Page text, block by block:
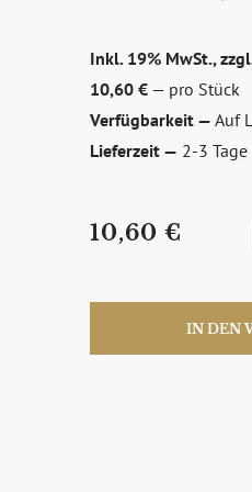
Inkl. 19% MwSt.,
10,60 € — pro Stück
Verfügbarkeit — Auf
Lieferzeit — 2-3 Tage
10,60 €
IN DEN
zum